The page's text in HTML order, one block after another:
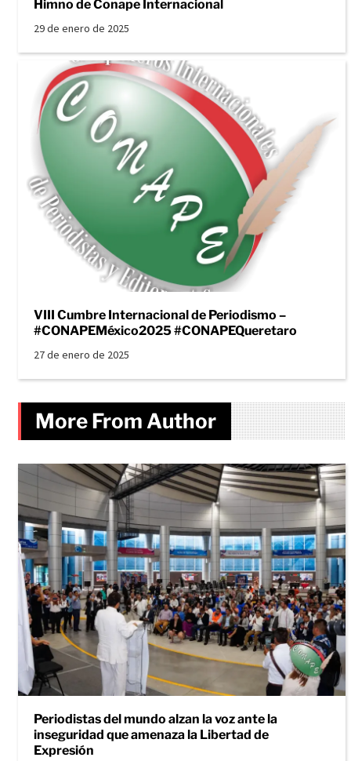
Himno de Conape Internacional
29 de enero de 2025
VIII Cumbre Internacional de Periodismo –
#CONAPEMéxico2025 #CONAPEQueretaro
27 de enero de 2025
More From Author
Periodistas del mundo alzan la voz ante la
inseguridad que amenaza la Libertad de
Expresión